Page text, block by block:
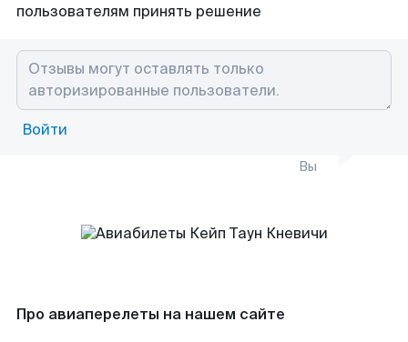
пользователям принять решение
Войти
Вы
Про авиаперелеты на нашем сайте